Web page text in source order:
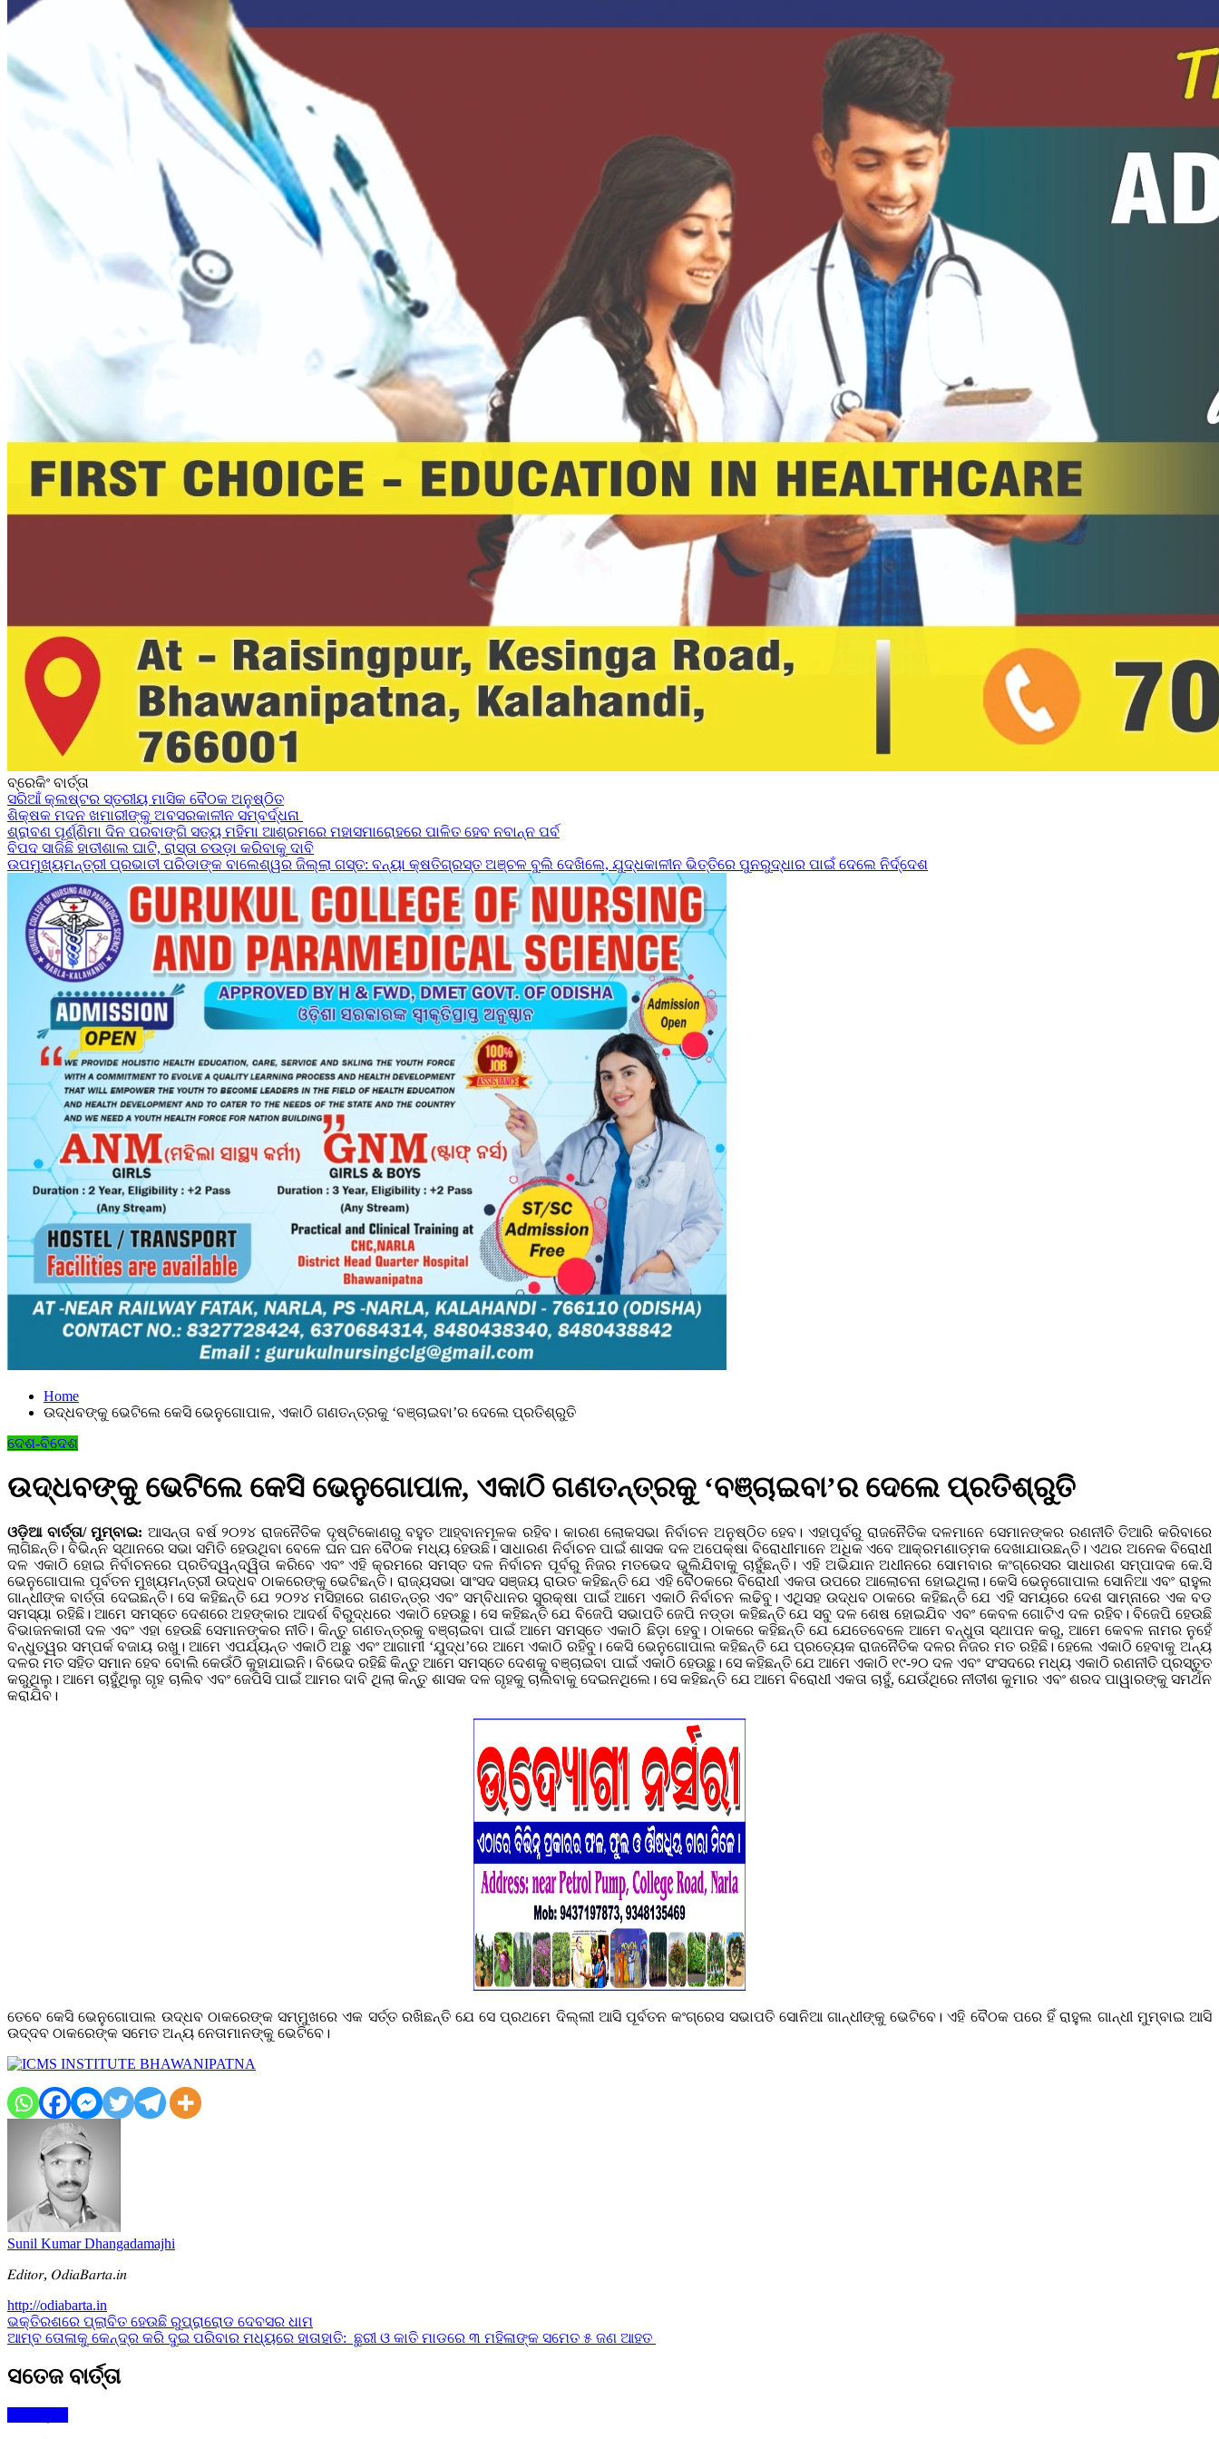
ବ୍ରେକିଂ ବାର୍ତ୍ତା
ସରିଆଁ କ୍ଲଷ୍ଟର ସ୍ତରୀୟ ମାସିକ ବୈଠକ ଅନୁଷ୍ଠିତ
ଶିକ୍ଷକ ମଦନ ଖମାରୀଙ୍କୁ ଅବସରକାଳୀନ ସମ୍ବର୍ଦ୍ଧନା
ଶ୍ରାବଣ ପୂର୍ଣ୍ଣିମା ଦିନ ପରବାଙ୍ଗି ସତ୍ୟ ମହିମା ଆଶ୍ରମରେ ମହାସମାରୋହରେ ପାଳିତ ହେବ ନବାନ୍ନ ପର୍ବ
ବିପଦ ସାଜିଛି ହାତୀଶାଲ ଘାଟି, ରାସ୍ତା ଚଉଡ଼ା କରିବାକୁ ଦାବି
ଉପମୁଖ୍ୟମନ୍ତ୍ରୀ ପ୍ରଭାତୀ ପରିଡାଙ୍କ ବାଲେଶ୍ୱର ଜିଲ୍ଲା ଗସ୍ତ: ବନ୍ୟା କ୍ଷତିଗ୍ରସ୍ତ ଅଞ୍ଚଳ ବୁଲି ଦେଖିଲେ, ଯୁଦ୍ଧକାଳୀନ ଭିତ୍ତିରେ ପୁନରୁଦ୍ଧାର ପାଇଁ ଦେଲେ ନିର୍ଦ୍ଦେଶ
Home
ଉଦ୍ଧବଙ୍କୁ ଭେଟିଲେ କେସି ଭେନୁଗୋପାଳ, ଏକାଠି ଗଣତନ୍ତ୍ରକୁ ‘ବଞ୍ଚାଇବା’ର ଦେଲେ ପ୍ରତିଶ୍ରୁତି
ଦେଶ-ବିଦେଶ
ଉଦ୍ଧବଙ୍କୁ ଭେଟିଲେ କେସି ଭେନୁଗୋପାଳ, ଏକାଠି ଗଣତନ୍ତ୍ରକୁ ‘ବଞ୍ଚାଇବା’ର ଦେଲେ ପ୍ରତିଶ୍ରୁତି
ଓଡ଼ିଆ ବାର୍ତ୍ତା/ ମୁମ୍ବାଇ: ଆସନ୍ତା ବର୍ଷ ୨୦୨୪ ରାଜନୈତିକ ଦୃଷ୍ଟିକୋଣରୁ ବହୁତ ଆହ୍ବାନମୂଳକ ରହିବ। କାରଣ ଲୋକସଭା ନିର୍ବାଚନ ଅନୁଷ୍ଠିତ ହେବ। ଏହାପୂର୍ବରୁ ରାଜନୈତିକ ଦଳମାନେ ସେମାନଙ୍କର ରଣନୀତି ତିଆରି କରିବାରେ
ଲାଗିଛନ୍ତି। ବିଭିନ୍ନ ସ୍ଥାନରେ ସଭା ସମିତି ହେଉଥିବା ବେଳେ ଘନ ଘନ ବୈଠକ ମଧ୍ୟ ହେଉଛି। ସାଧାରଣ ନିର୍ବାଚନ ପାଇଁ ଶାସକ ଦଳ ଅପେକ୍ଷା ବିରୋଧୀମାନେ ଅଧିକ ଏବେ ଆକ୍ରମଣାତ୍ମକ ଦେଖାଯାଉଛନ୍ତି। ଏଥର ଅନେକ ବିରୋଧୀ
ଦଳ ଏକାଠି ହୋଇ ନିର୍ବାଚନରେ ​​ପ୍ରତିଦ୍ୱନ୍ଦ୍ୱିତା କରିବେ ଏବଂ ଏହି କ୍ରମରେ ସମସ୍ତ ଦଳ ନିର୍ବାଚନ ପୂର୍ବରୁ ନିଜର ମତଭେଦ ଭୁଲିଯିବାକୁ ଚାହୁଁଛନ୍ତି। ଏହି ଅଭିଯାନ ଅଧୀନରେ ସୋମବାର କଂଗ୍ରେସର ସାଧାରଣ ସମ୍ପାଦକ କେ.ସି
ଭେନୁଗୋପାଲ ପୂର୍ବତନ ମୁଖ୍ୟମନ୍ତ୍ରୀ ଉଦ୍ଧବ ଠାକରେଙ୍କୁ ଭେଟିଛନ୍ତି। ରାଜ୍ୟସଭା ସାଂସଦ ସଞ୍ଜୟ ରାଉତ କହିଛନ୍ତି ଯେ ଏହି ବୈଠକରେ ବିରୋଧୀ ଏକତା ଉପରେ ଆଲୋଚନା ହୋଇଥିଲା। କେସି ଭେନୁଗୋପାଲ ସୋନିଆ ଏବଂ ରାହୁଲ
ଗାନ୍ଧୀଙ୍କ ବାର୍ତ୍ତା ଦେଇଛନ୍ତି। ସେ କହିଛନ୍ତି ଯେ ୨୦୨୪ ମସିହାରେ ଗଣତନ୍ତ୍ର ଏବଂ ସମ୍ବିଧାନର ସୁରକ୍ଷା ପାଇଁ ଆମେ ଏକାଠି ନିର୍ବାଚନ ଲଢିବୁ। ଏଥିସହ ଉଦ୍ଧବ ଠାକରେ କହିଛନ୍ତି ଯେ ଏହି ସମୟରେ ଦେଶ ସାମ୍ନାରେ ଏକ ବଡ
ସମସ୍ୟା ରହିଛି। ଆମେ ସମସ୍ତେ ଦେଶରେ ଅହଙ୍କାର ଆଦର୍ଶ ବିରୁଦ୍ଧରେ ଏକାଠି ହେଉଛୁ। ସେ କହିଛନ୍ତି ଯେ ବିଜେପି ସଭାପତି ଜେପି ନଡ୍ଡା କହିଛନ୍ତି ଯେ ସବୁ ଦଳ ଶେଷ ହୋଇଯିବ ଏବଂ କେବଳ ଗୋଟିଏ ଦଳ ରହିବ। ବିଜେପି ହେଉଛି
ବିଭାଜନକାରୀ ଦଳ ଏବଂ ଏହା ହେଉଛି ସେମାନଙ୍କର ନୀତି। କିନ୍ତୁ ଗଣତନ୍ତ୍ରକୁ ବଞ୍ଚାଇବା ପାଇଁ ଆମେ ସମସ୍ତେ ଏକାଠି ଛିଡ଼ା ହେବୁ। ଠାକରେ କହିଛନ୍ତି ଯେ ଯେତେବେଳେ ଆମେ ବନ୍ଧୁତା ସ୍ଥାପନ କରୁ, ଆମେ କେବଳ ନାମର ନୁହେଁ
ବନ୍ଧୁତ୍ୱର ସମ୍ପର୍କ ବଜାୟ ରଖୁ। ଆମେ ଏପର୍ଯ୍ୟନ୍ତ ଏକାଠି ଅଛୁ ଏବଂ ଆଗାମୀ ‘ଯୁଦ୍ଧ’ରେ ଆମେ ଏକାଠି ରହିବୁ।କେସି ଭେନୁଗୋପାଲ କହିଛନ୍ତି ଯେ ପ୍ରତ୍ୟେକ ରାଜନୈତିକ ଦଳର ନିଜର ମତ ରହିଛି। ହେଲେ ଏକାଠି ହେବାକୁ ଅନ୍ୟ
ଦଳର ମତ ସହିତ ସମାନ ହେବ ବୋଲି କେଉଁଠି କୁହାଯାଇନି। ବିଭେଦ ରହିଛି କିନ୍ତୁ ଆମେ ସମସ୍ତେ ଦେଶକୁ ବଞ୍ଚାଇବା ପାଇଁ ଏକାଠି ହେଉଛୁ। ସେ କହିଛନ୍ତି ଯେ ଆମେ ଏକାଠି ୧୯-୨୦ ଦଳ ଏବଂ ସଂସଦରେ ମଧ୍ୟ ଏକାଠି ରଣନୀତି ପ୍ରସ୍ତୁତ
କରୁଥିଲୁ। ଆମେ ଚାହୁଁଥିଲୁ ଗୃହ ଚାଲିବ ଏବଂ ଜେପିସି ପାଇଁ ଆମର ଦାବି ଥିଲା କିନ୍ତୁ ଶାସକ ଦଳ ଗୃହକୁ ଚାଲିବାକୁ ଦେଇନଥିଲେ। ସେ କହିଛନ୍ତି ଯେ ଆମେ ବିରୋଧୀ ଏକତା ଚାହୁଁ, ଯେଉଁଥିରେ ନୀତୀଶ କୁମାର ଏବଂ ଶରଦ ପାୱାରଙ୍କୁ ସମର୍ଥନ
କରାଯିବ।
ତେବେ କେସି ଭେନୁଗୋପାଲ ଉଦ୍ଧବ ଠାକରେଙ୍କ ସମ୍ମୁଖରେ ଏକ ସର୍ତ୍ତ ରଖିଛନ୍ତି ଯେ ସେ ପ୍ରଥମେ ଦିଲ୍ଲୀ ଆସି ପୂର୍ବତନ କଂଗ୍ରେସ ସଭାପତି ସୋନିଆ ଗାନ୍ଧୀଙ୍କୁ ଭେଟିବେ। ଏହି ବୈଠକ ପରେ ହିଁ ରାହୁଲ ଗାନ୍ଧୀ ମୁମ୍ବାଇ ଆସି
ଉଦ୍ଦବ ଠାକରେଙ୍କ ସମେତ ଅନ୍ୟ ନେତାମାନଙ୍କୁ ଭେଟିବେ।
Sunil Kumar Dhangadamajhi
𝐸𝑑𝑖𝑡𝑜𝑟, 𝑂𝑑𝑖𝑎𝐵𝑎𝑟𝑡𝑎.𝑖𝑛
http://odiabarta.in
Post
navigation
ଭକ୍ତିରଶରେ ପ୍ଲାବିତ ହେଉଛି ରୁପ୍ରାରୋଡ ଦେବସର ଧାମ
ଆମ୍ବ ତୋଳାକୁ କେନ୍ଦ୍ର କରି ଦୁଇ ପରିବାର ମଧ୍ୟରେ ହାତାହାତି: ଛୁରୀ ଓ କାତି ମାଡରେ ୩ ମହିଳାଙ୍କ ସମେତ ୫ ଜଣ ଆହତ
ସତେଜ ବାର୍ତ୍ତା